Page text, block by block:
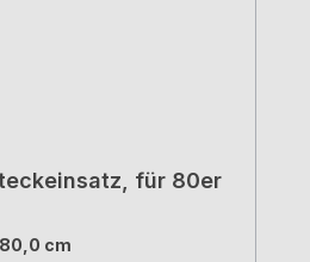
für 80er
80,0 cm